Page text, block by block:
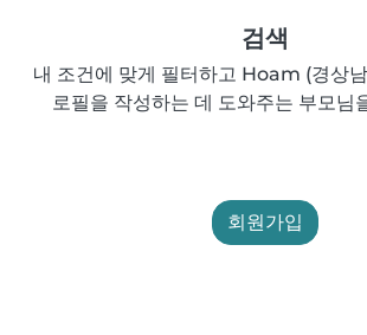
검색
내 조건에 맞게 필터하고 Hoam (경상
로필을 작성하는 데 도와주는 부모님
회원가입